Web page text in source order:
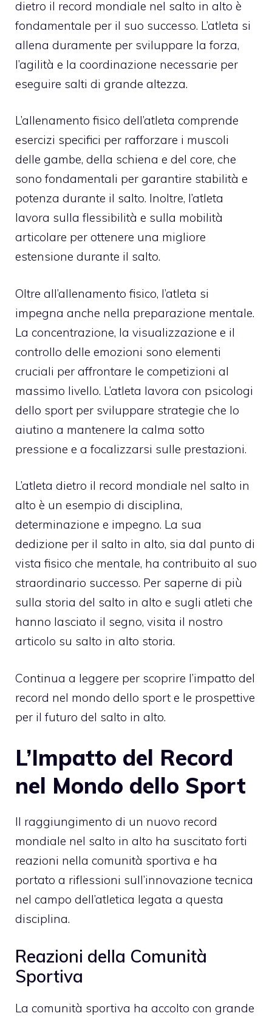
dietro il record mondiale nel salto in alto è
fondamentale per il suo successo. L’atleta si
allena duramente per sviluppare la forza,
l’agilità e la coordinazione necessarie per
eseguire salti di grande altezza.
L’allenamento fisico dell’atleta comprende
esercizi specifici per rafforzare i muscoli
delle gambe, della schiena e del core, che
sono fondamentali per garantire stabilità e
potenza durante il salto. Inoltre, l’atleta
lavora sulla flessibilità e sulla mobilità
articolare per ottenere una migliore
estensione durante il salto.
Oltre all’allenamento fisico, l’atleta si
impegna anche nella preparazione mentale.
La concentrazione, la visualizzazione e il
controllo delle emozioni sono elementi
cruciali per affrontare le competizioni al
massimo livello. L’atleta lavora con psicologi
dello sport per sviluppare strategie che lo
aiutino a mantenere la calma sotto
pressione e a focalizzarsi sulle prestazioni.
L’atleta dietro il record mondiale nel salto in
alto è un esempio di disciplina,
determinazione e impegno. La sua
dedizione per il salto in alto, sia dal punto di
vista fisico che mentale, ha contribuito al suo
straordinario successo. Per saperne di più
sulla storia del salto in alto e sugli atleti che
hanno lasciato il segno, visita il nostro
articolo su salto in alto storia.
Continua a leggere per scoprire l’impatto del
record nel mondo dello sport e le prospettive
per il futuro del salto in alto.
L’Impatto del Record
nel Mondo dello Sport
Il raggiungimento di un nuovo record
mondiale nel salto in alto ha suscitato forti
reazioni nella comunità sportiva e ha
portato a riflessioni sull’innovazione tecnica
nel campo dell’atletica legata a questa
disciplina.
Reazioni della Comunità
Sportiva
La comunità sportiva ha accolto con grande